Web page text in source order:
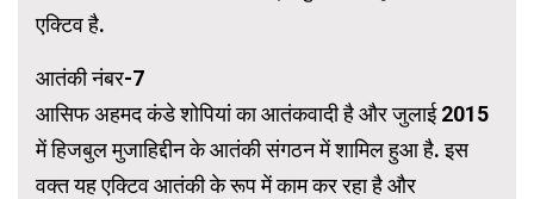
एक्टिव है.
आतंकी नंबर-7
आसिफ अहमद कंडे शोपियां का आतंकवादी है और जुलाई 2015
में हिजबुल मुजाहिद्दीन के आतंकी संगठन में शामिल हुआ है. इस
वक्त यह एक्टिव आतंकी के रूप में काम कर रहा है और